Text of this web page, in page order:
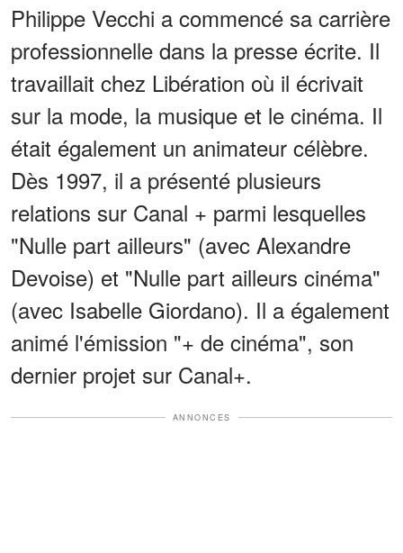
Philippe Vecchi a commencé sa carrière
professionnelle dans la presse écrite. Il
travaillait chez Libération où il écrivait
sur la mode, la musique et le cinéma. Il
était également un animateur célèbre.
Dès 1997, il a présenté plusieurs
relations sur Canal + parmi lesquelles
"Nulle part ailleurs" (avec Alexandre
Devoise) et "Nulle part ailleurs cinéma"
(avec Isabelle Giordano). Il a également
animé l'émission "+ de cinéma", son
dernier projet sur Canal+.
ANNONCES